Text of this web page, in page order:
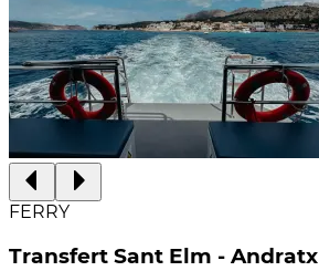
FERRY
Transfert Sant Elm - Andratx